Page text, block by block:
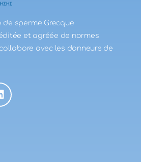
de sperme Grecque
et agréée de normes
avec les donneurs de